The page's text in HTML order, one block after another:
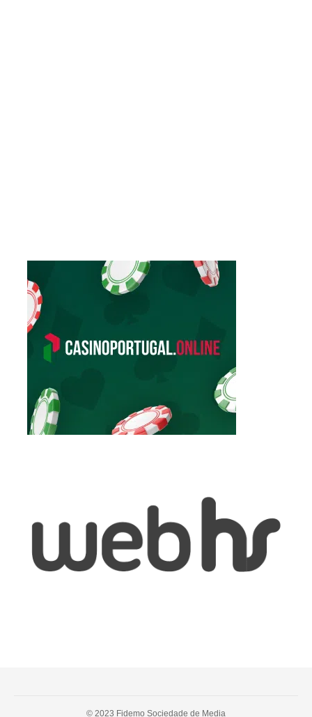
© 2023 Fidemo Sociedade de Media